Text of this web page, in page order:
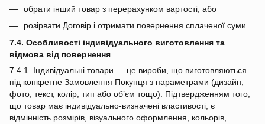
обрати інший товар з перерахунком вартості; або
розірвати Договір і отримати повернення сплаченої суми.
7.4. Особливості індивідуального виготовлення та
відмова від повернення
7.4.1. Індивідуальні товари — це вироби, що виготовляються
під конкретне Замовлення Покупця з параметрами (дизайн,
фото, текст, колір, тип або об’єм тощо). Підтвердженням того,
що товар має індивідуально‑визначені властивості, є
відмінність розмірів, візуального оформлення, кольорів,